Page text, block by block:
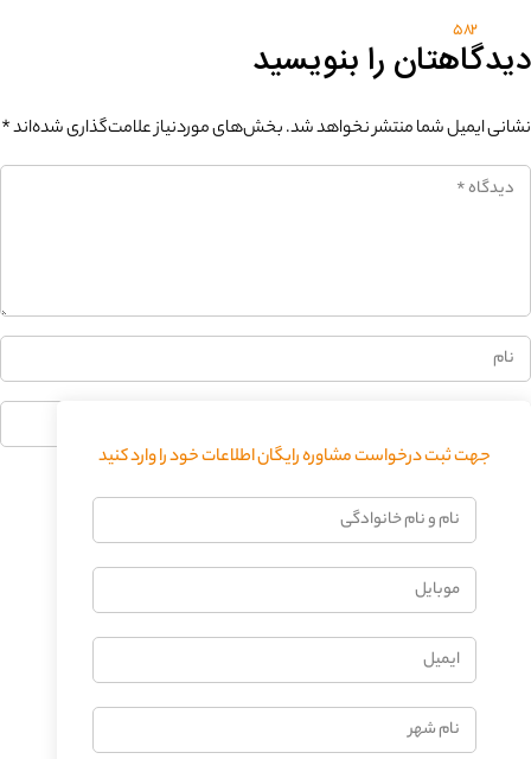
582
دیدگاهتان را بنویسید
نشانی ایمیل شما منتشر نخواهد شد.بخش‌های موردنیاز علامت‌گذاری شده‌اند*
جهت ثبت درخواست مشاوره رایگان اطلاعات خود را وارد کنید
نام
و
خانوادگی
موبایل
ایمیل
نام
شهر